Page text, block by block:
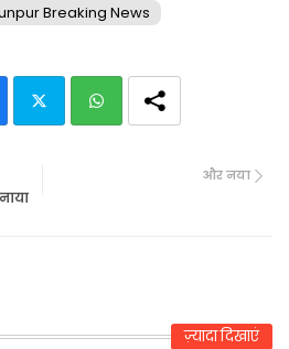
Breaking News
tte
और नया
ज़्यादा दिखाएं